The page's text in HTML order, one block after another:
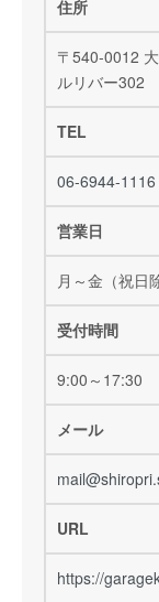
住所
〒540-0012
ルリバー302
TEL
06-6944-1116
営業日
月～金（祝日
受付時間
9:00～17:30
メール
URL
https://